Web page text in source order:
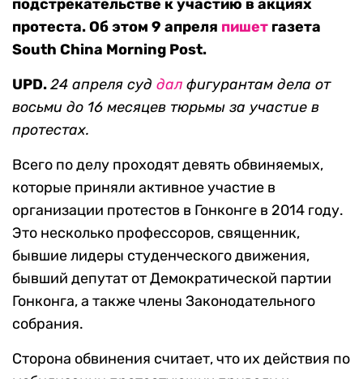
подстрекательстве к участию в акциях
протеста. Об этом 9 апреля пишет газета
South China Morning Post.
UPD.24 апреля суд дал фигурантам дела от
восьми до 16 месяцев тюрьмы за участие в
протестах.
Всего по делу проходят девять обвиняемых,
которые приняли активное участие в
организации протестов в Гонконге в 2014 году.
Это несколько профессоров, священник,
бывшие лидеры студенческого движения,
бывший депутат от Демократической партии
Гонконга, а также члены Законодательного
собрания.
Сторона обвинения считает, что их действия по